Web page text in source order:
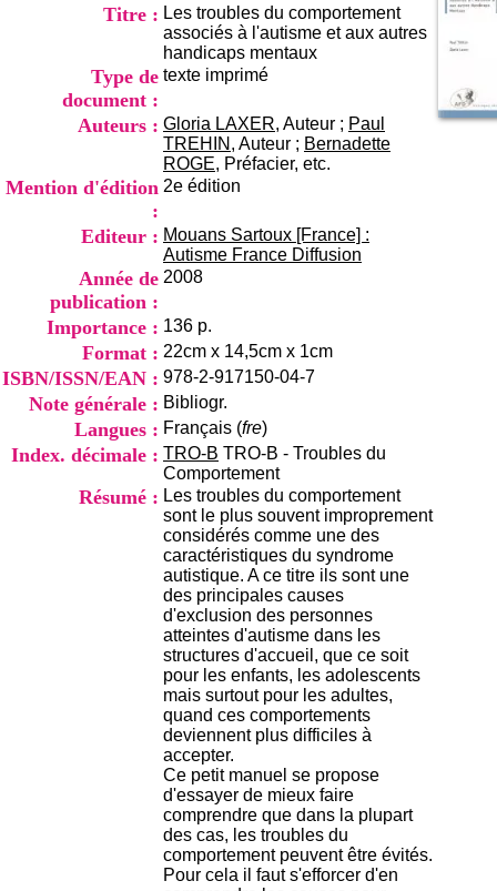
9h00-12h00 13h30-16h00
Contact
Tél:+33(0)4 37 91 54 65
Titre : Les troubles du comportement
associés à l'autisme et aux autres
handicaps mentaux
Type de
document :
texte imprimé
Auteurs : Gloria LAXER, Auteur ; Paul
TREHIN , Auteur ; Bernadette
ROGE, Préfacier, etc.
Mention d'édition
:
2e édition
Editeur : Mouans Sartoux [France] :
Autisme France Diffusion
Année de
publication :
2008
Importance : 136 p.
Format : 22cm x 14,5cm x 1cm
ISBN/ISSN/EAN : 978-2-917150-04-7
Note générale : Bibliogr.
Langues : Français (fre)
Index. décimale : TRO-B TRO-B - Troubles du
Comportement
Résumé : Les troubles du comportement
sont le plus souvent improprement
considérés comme une des
caractéristiques du syndrome
autistique. A ce titre ils sont une
des principales causes
d'exclusion des personnes
atteintes d'autisme dans les
structures d'accueil, que ce soit
pour les enfants, les adolescents
mais surtout pour les adultes,
quand ces comportements
deviennent plus difficiles à
accepter.
Ce petit manuel se propose
d'essayer de mieux faire
comprendre que dans la plupart
des cas, les troubles du
comportement peuvent être évités.
Pour cela il faut s'efforcer d'en
t
i
o
n
t
d
e
D
o
u
m
e
a
t
i
o
n
d
u
C
R
A
R
h
ô
n
e
-
A
l
p
e
s
C
e
n
t
r
e
H